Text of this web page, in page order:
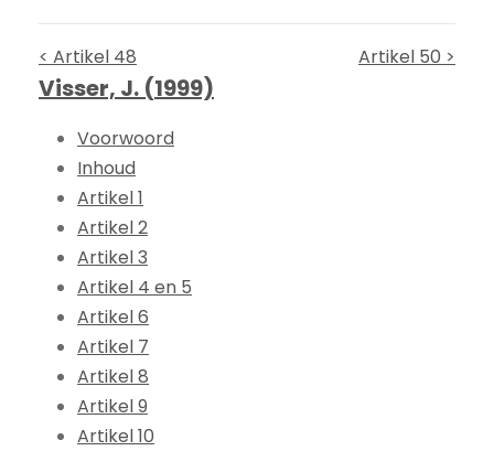
< Artikel 48 Artikel 50 >
Visser, J. (1999)
Voorwoord
Inhoud
Artikel 1
Artikel 2
Artikel 3
Artikel 4 en 5
Artikel 6
Artikel 7
Artikel 8
Artikel 9
Artikel 10